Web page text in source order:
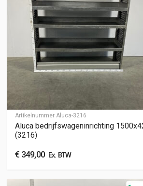
Artikelnummer Aluca-3216
Aluca bedrijfswageninrichting
(3216)
€ 349,00Ex. BTW